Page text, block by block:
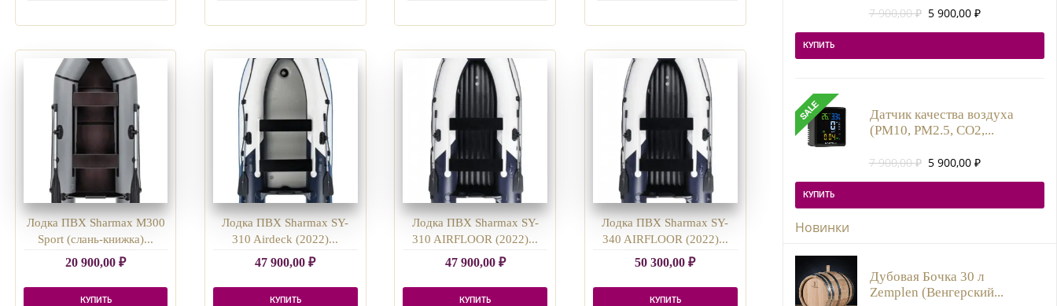
Лодка ПВХ Sharmax M300
Sport (слань-книжка)...
20 900,00₽
КУПИТЬ
Лодка ПВХ Sharmax SY-
310 Airdeck (2022)...
47 900,00₽
КУПИТЬ
Лодка ПВХ Sharmax SY-
310 AIRFLOOR (2022)...
47 900,00 ₽
КУПИТЬ
Лодка ПВХ Sharmax SY-
340 AIRFLOOR (2022)...
50 300,00₽
КУПИТЬ
7 900,00₽ Первоначальная
7
5 900,00 ₽
900,00 ₽.
КУПИТЬ
Датчик качества воздуха
(PM10, PM2.5, CO2,...
7 900,00₽ Первоначальная
7
5 900,00 ₽
900,00 ₽.
КУПИТЬ
Новинки
Дубовая Бочка 30 л
Zemplen (Венгерский...